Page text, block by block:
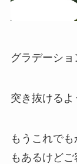
グラデーシ
突き抜けるよ
もうこれで
もあるけど